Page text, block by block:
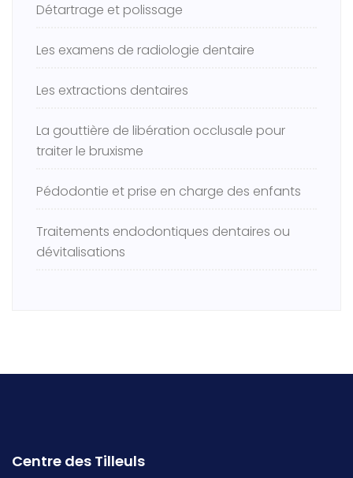
Détartrage et polissage
Les examens de radiologie dentaire
Les extractions dentaires
La gouttière de libération occlusale pour
traiter le bruxisme
Pédodontie et prise en charge des enfants
Traitements endodontiques dentaires ou
dévitalisations
Centre des Tilleuls